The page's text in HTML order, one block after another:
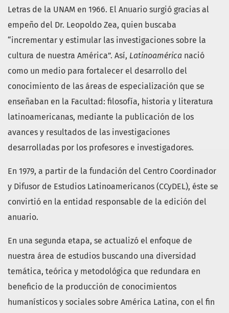
Letras de la UNAM en 1966. El Anuario surgió gracias al
empeño del Dr. Leopoldo Zea, quien buscaba
“incrementar y estimular las investigaciones sobre la
cultura de nuestra América”. Así, Latinoamérica nació
como un medio para fortalecer el desarrollo del
conocimiento de las áreas de especialización que se
enseñaban en la Facultad: filosofía, historia y literatura
latinoamericanas, mediante la publicación de los
avances y resultados de las investigaciones
desarrolladas por los profesores e investigadores.
En 1979, a partir de la fundación del Centro Coordinador
y Difusor de Estudios Latinoamericanos (CCyDEL), éste se
convirtió en la entidad responsable de la edición del
anuario.
En una segunda etapa, se actualizó el enfoque de
nuestra área de estudios buscando una diversidad
temática, teórica y metodológica que redundara en
beneficio de la producción de conocimientos
humanísticos y sociales sobre América Latina, con el fin